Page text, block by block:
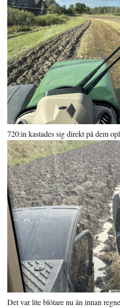
720:in kastades sig direkt på dem
Det var lite blötare nu än innan